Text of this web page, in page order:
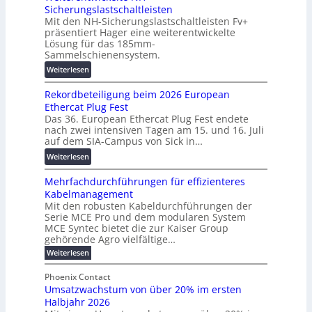
l
e
T
r
a
n
s
p
a
r
e
n
z
u
:
F
o
r
s
h
u
n
g
s
f
r
d
e
r
u
n
g
b
r
a
l
t
a
-
X
2
0
2
7
w
i
r
d
z
u
m
E
n
e
r
g
u
Sicherungslastschaltleisten
Mit den NH-Sicherungslastschaltleisten Fv+
präsentiert Hager eine weiterentwickelte
Lösung für das 185mm-
Sammelschienensystem.
Weiterlesen:
W
e
i
t
e
r
e
n
t
w
i
c
k
e
l
e
N
H
Rekordbeteiligung beim 2026 European
Ethercat Plug Fest
Das 36. European Ethercat Plug Fest endete
nach zwei intensiven Tagen am 15. und 16. Juli
auf dem SIA-Campus von Sick in…
Weiterlesen:
R
e
k
o
r
d
b
e
e
i
l
Mehrfachdurchführungen für effizienteres
Kabelmanagement
Mit den robusten Kabeldurchführungen der
Serie MCE Pro und dem modularen System
MCE Syntec bietet die zur Kaiser Group
gehörende Agro vielfältige…
Weiterlesen:
M
h
r
f
Phoenix Contact
Umsatzwachstum von über 20% im ersten
Halbjahr 2026